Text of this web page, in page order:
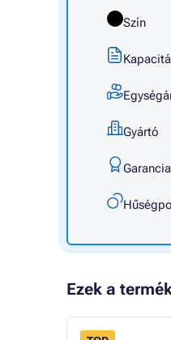
Szín
Gyártó
Garancia
Ezek a